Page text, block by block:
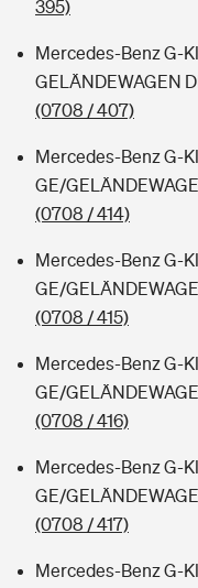
395)
Mercedes-Benz G-
GELÄNDEWAGEN
(0708 / 407)
Mercedes-Benz G-
GE/
(0708 / 414)
Mercedes-Benz G-
GE/
(0708 / 415)
Mercedes-Benz G-
GE/
(0708 / 416)
Mercedes-Benz G-
GE/
(0708 / 417)
Mercedes-Benz G-